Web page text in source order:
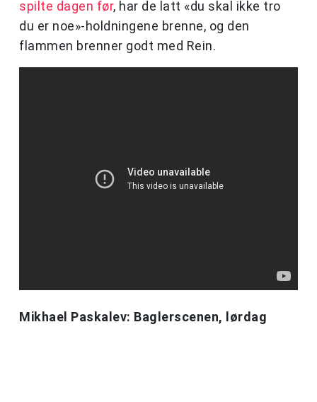
spilte dagen før, har de latt «du skal ikke tro
du er noe»-holdningene brenne, og den
flammen brenner godt med Rein.
Mikhael Paskalev: Baglerscenen, lørdag